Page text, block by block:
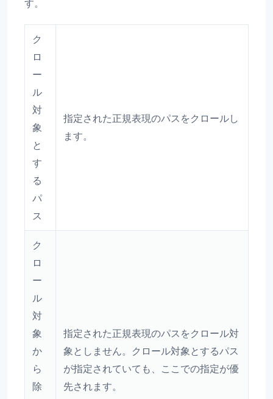
す。
ク
ロ
ー
ル
対
象
と
す
る
パ
ス
指定された正規表現のパスをクロールし
ます。
ク
ロ
ー
ル
対
象
か
ら
除
指定された正規表現のパスをクロール対
象としません。クロール対象とするパス
が指定されていても、ここでの指定が優
先されます。